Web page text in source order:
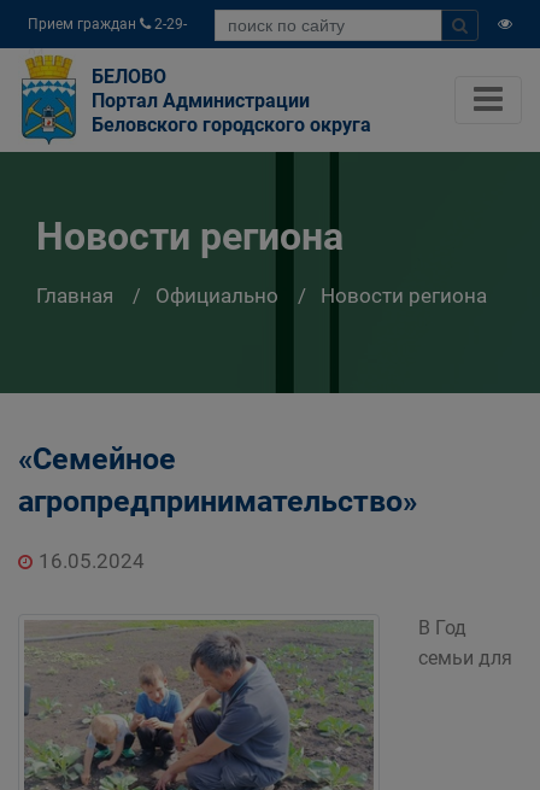
Прием граждан
2-29-
04
БЕЛОВО
Портал Администрации
Беловского городского округа
Новости региона
Главная Официально Новости региона
«Семейное
агропредпринимательство»
16.05.2024
В Год
семьи для